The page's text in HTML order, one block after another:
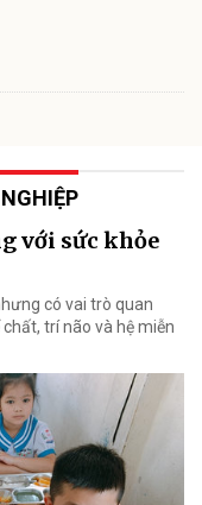
với sức khỏe
có vai trò quan
trí não và hệ miễn